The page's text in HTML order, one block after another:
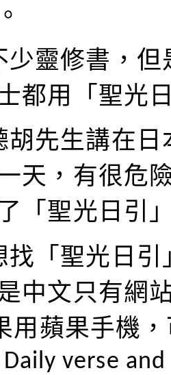
少靈修書，
都用「聖光
胡先生講在
天，有很危
「聖光日引
找「聖光日
中文只有網
用蘋果手機
verse and